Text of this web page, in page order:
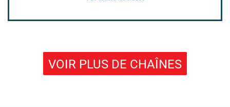
VOIR PLUS DE CHAÎNES